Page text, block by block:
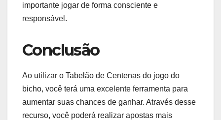
importante jogar de forma consciente e
responsável.
Conclusão
Ao utilizar o Tabelão de Centenas do jogo do
bicho, você terá uma excelente ferramenta para
aumentar suas chances de ganhar. Através desse
recurso, você poderá realizar apostas mais